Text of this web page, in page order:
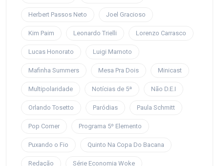
Herbert Passos Neto Joel Gracioso
Kim Paim Leonardo Trielli Lorenzo Carrasco
Lucas Honorato Luigi Marnoto
Mafinha Summers Mesa Pra Dois Minicast
Multipolaridade Notícias de 5ª Não D.E.I
Orlando Tosetto Paródias Paula Schmitt
Pop Corner Programa 5º Elemento
Puxando o Fio Quinto Na Copa Do Bacana
Redação Série Economia Woke